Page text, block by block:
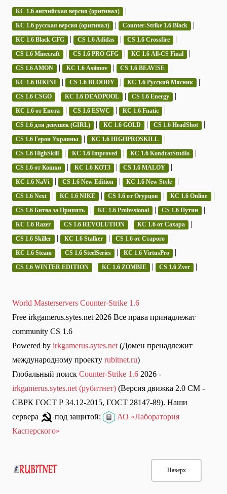
КС 1.6 английская версия (оригинал) |
КС 1.6 русская версия (оригинал) | Counter-Strike 1.6 Black |
КС 1.6 Black CFG | CS 1.6 Adidas | CS 1.6 Crossfire |
CS 1.6 Minecraft | CS 1.6 PRO GFG | КС 1.6 All-CS Final |
CS 1.6 AMON | КС 1.6 Asiimov | CS 1.6 BEAV!SE |
КС 1.6 BIKINI | CS 1.6 BLOODY | КС 1.6 Русский Мясник |
CS 1.6 CSGO | КС 1.6 DEADPOOL | CS 1.6 Energy |
КС 1.6 от Енота | CS 1.6 ESWC | КС 1.6 Fnatic |
CS 1.6 для девушек (GIRL) | КС 1.6 GOLD | CS 1.6 HeadShot |
CS 1.6 Герои Украины | КС 1.6 HIGHPROSKILL |
CS 1.6 HighSkill | КС 1.6 Improved | КС 1.6 KondratStudio |
CS 1.6 от Кошки | КС 1.6 KOT3 | CS 1.6 MALOY |
КС 1.6 NaVi | CS 1.6 New Edition | КС 1.6 New Style |
CS 1.6 Next | КС 1.6 NIKE | CS 1.6 от Огурцов | КС 1.6 Online |
CS 1.6 Битва за Припять | КС 1.6 Professional | CS 1.6 Путин |
КС 1.6 Razer | CS 1.6 REVOLUTION | КС 1.6 от Сахара |
CS 1.6 Skiller | КС 1.6 Stalker | CS 1.6 от Старого |
КС 1.6 Steam | CS 1.6 SteelSeries | КС 1.6 VirtusPro |
CS 1.6 WINTER EDITION | КС 1.6 ZOMBIE | CS 1.6 Zver |
World Masterservers Counter-Strike 1.6
Free irkgamerus.sytes.net 2026 Все права принадлежат
community CS 1.6
Powered by irkgamerus.sytes.net (Домен пренадлежит
международному проекту rubitnet.ru)
Наверх
Глобальный поиск Counter-Strike 1.6 2026 -
irkgamerus.sytes.net (рубитнет) (Версия движка 2.0 СМ -
СВРК ГОСТ Р 34.12-2015, ГОСТ 28147-89). Наши
сервера
под защитой:
АО «Лаборатория
Касперского»